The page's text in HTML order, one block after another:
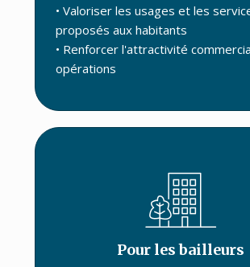
• Valoriser les usages et les
proposés aux habitants
• Renforcer l'attractivité
opérations
Pour les bailleurs